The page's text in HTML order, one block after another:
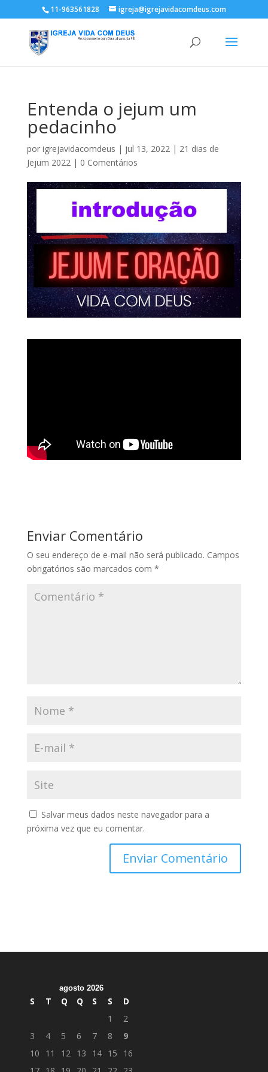
11-963561828 igreja@igrejavidacomdeus.com
Entenda o jejum um
pedacinho
por igrejavidacomdeus | jul 13, 2022| 21 dias de
Jejum 2022| 0 Comentários
Enviar Comentário
O seu endereço de e-mail não será publicado. Campos
obrigatórios são marcados com *
Salvar meus dados neste navegador para a
próxima vez que eu comentar.
agosto 2026
S T Q Q S S
D
1
2
3
4 5 6 7 8
9
10
11 12 13 14 15
16